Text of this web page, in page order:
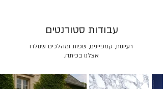
רעיונות, קמפיינים, שפות ומהלכים שנולדו
אצלנו בכיתה.
עבודות סטודנטים